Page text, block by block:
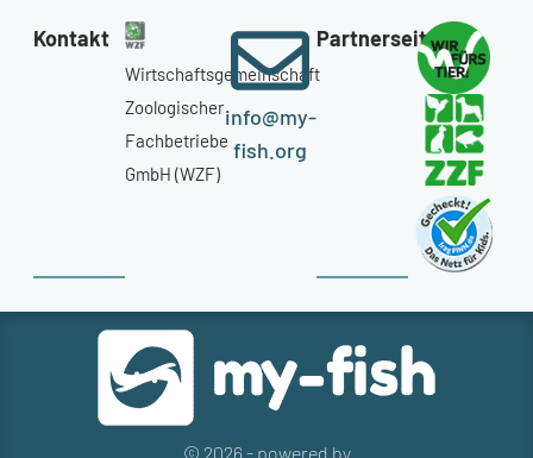
Kontakt
Wirtschaftsgemeinschaft
Zoologischer
Fachbetriebe
GmbH (WZF)
info@my-
fish.org
Partnerseiten
© 2026 - powered by